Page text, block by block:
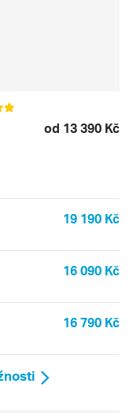
od 13 390 Kč
19 190 Kč
16 090 Kč
16 790 Kč